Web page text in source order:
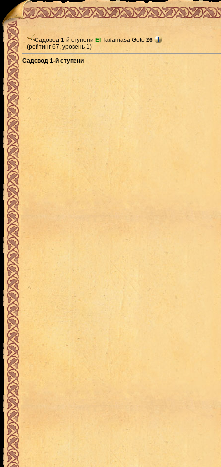
Садовод 1-й ступени El Tadamasa Goto 26
(рейтинг 67, уровень 1)
Садовод 1-й ступени